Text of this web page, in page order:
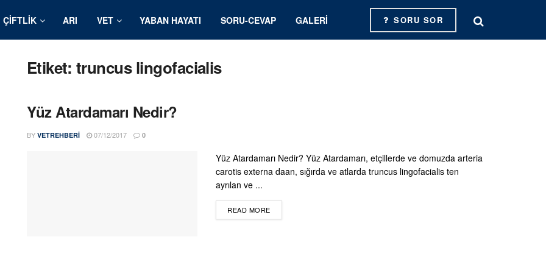
ÇIFTLIK ARI VET YABAN HAYATI SORU-CEVAP GALERI SORU SOR
Etiket: truncus lingofacialis
Yüz Atardamarı Nedir?
BY VETREHBERI 07/12/2017 0
Yüz Atardamarı Nedir? Yüz Atardamarı, etçillerde ve domuzda arteria
carotis externa daan, sığırda ve atlarda truncus lingofacialis ten
ayrılan ve ...
READ MOREDETAILS